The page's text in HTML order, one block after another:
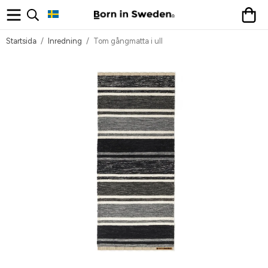
Startsida / Inredning / Tom gångmatta i ull